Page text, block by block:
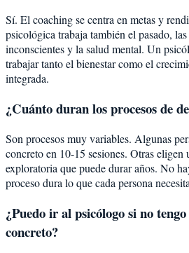
Sí. El coaching se centra en metas y
psicológica trabaja también el pasado,
inconscientes y la salud mental. Un
trabajar tanto el bienestar como el
integrada.
¿Cuánto duran los procesos de
Son procesos muy variables. Algunas
concreto en 10-15 sesiones. Otras eligen
exploratoria que puede durar años. No
proceso dura lo que cada persona
¿Puedo ir al psicólogo si no
concreto?